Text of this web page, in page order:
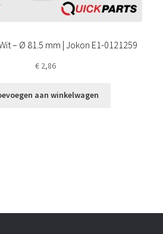
– Ø 81.5 mm | Jokon E1-0121259
€ 2,86
aan winkelwagen